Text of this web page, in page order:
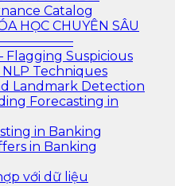
Catalog
CHUYÊN SÂU
Flagging Suspicious
Techniques
Landmark Detection
Forecasting in
in Banking
in Banking
với dữ liệu